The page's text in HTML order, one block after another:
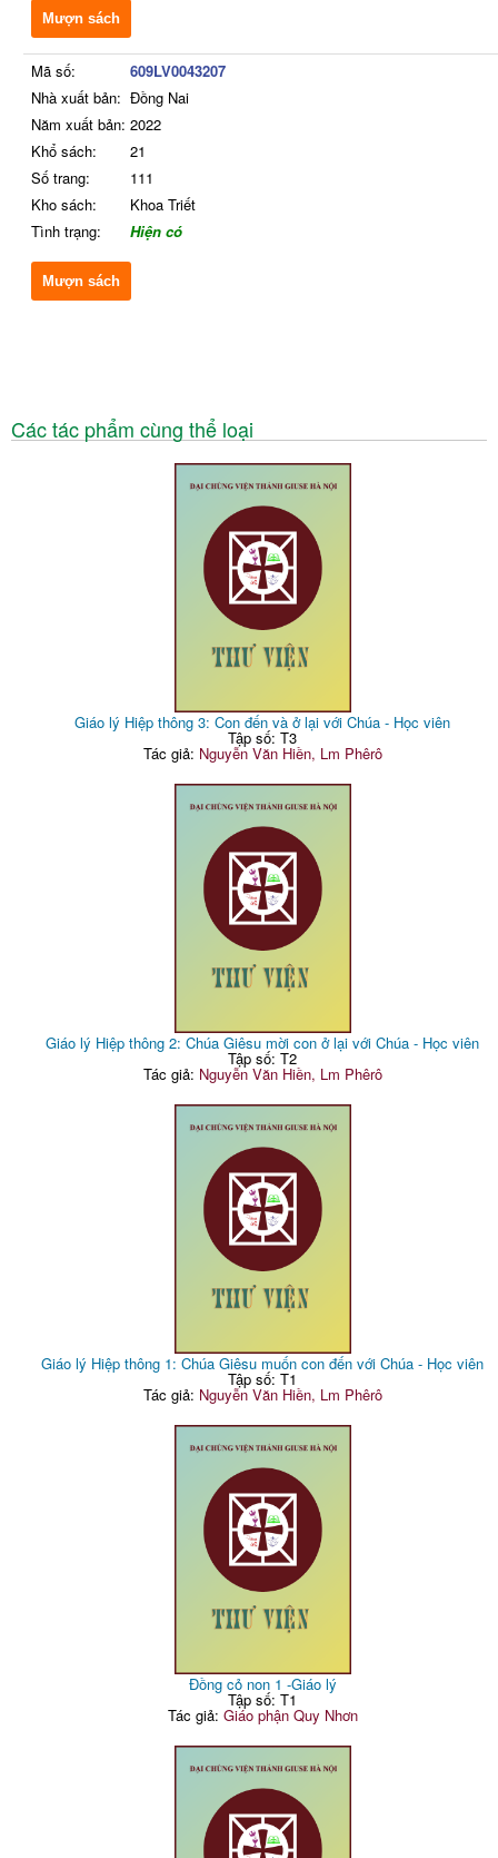
Mượn sách
Mã số:
609LV0043207
Nhà xuất bản: Đồng Nai
Năm xuất bản: 2022
Khổ sách:
21
Số trang:
111
Kho sách:
Khoa Triết
Tình trạng:
Hiện có
Mượn sách
Các tác phẩm cùng thể loại
Giáo lý Hiệp thông 3: Con đến và ở lại với Chúa - Học viên
Tập số: T3
Tác giả: Nguyễn Văn Hiền, Lm Phêrô
Giáo lý Hiệp thông 2: Chúa Giêsu mời con ở lại với Chúa - Học viên
Tập số: T2
Tác giả: Nguyễn Văn Hiền, Lm Phêrô
Giáo lý Hiệp thông 1: Chúa Giêsu muốn con đến với Chúa - Học viên
Tập số: T1
Tác giả: Nguyễn Văn Hiền, Lm Phêrô
Đồng cỏ non 1 -Giáo lý
Tập số: T1
Tác giả: Giáo phận Quy Nhơn